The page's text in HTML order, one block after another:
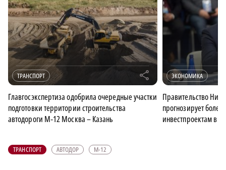
ТРАНСПОРТ r
Главгосэкспертиза одобрила очередные участки
подготовки территории строительства
автодороги М‑12 Москва – Казань
ЭКОНОМИКА
Правительство
прогнозирует
инвестпроектам в
ТРАНСПОРТ АВТОДОР М-12